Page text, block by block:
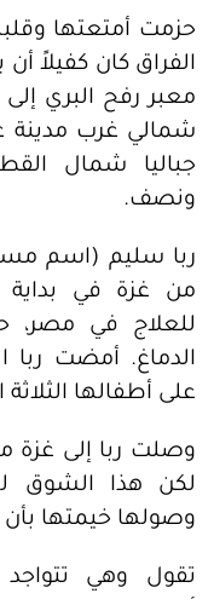
حزمت أمتعتها
الفراق كان كفيلاً
معبر رفح البري
شمالي غرب مدينة
جباليا شمال
ونصف.
من غزة في بداية
للعلاج في مصر،
الدماغ. أمضت ربا
على أطفالها
وصلت ربا إلى غزة
لكن هذا الشوق
وصولها خيمتها بأن
تقول وهي